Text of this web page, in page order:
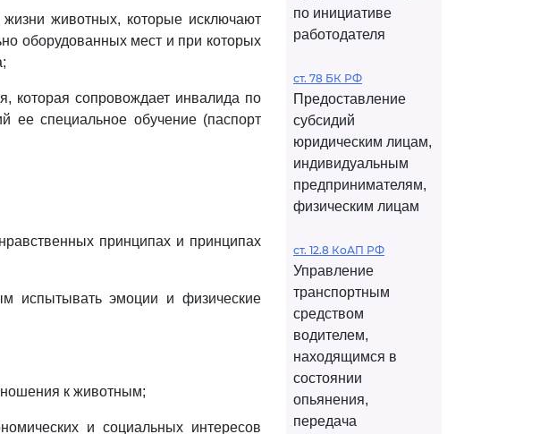
животных, которые исключают
оборудованных мест и при которых
которая сопровождает инвалида по
ее специальное обучение (паспорт
принципах и принципах
испытывать эмоции и физические
к животным;
и социальных интересов
по инициативе
работодателя
ст. 78 БК РФ
Предоставление
субсидий
юридическим лицам,
индивидуальным
предпринимателям,
физическим лицам
ст. 12.8 КоАП РФ
Управление
транспортным
средством
водителем,
находящимся в
состоянии
опьянения,
передача